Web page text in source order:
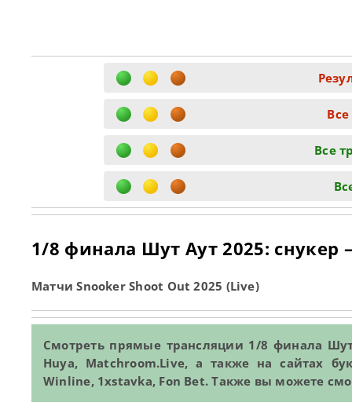
Все
1/8 финала Шут Аут 2025:
Матчи Snooker Shoot Out 2025 (Live)
Смотреть прямые трансляции 1/8 финала
Huya, Matchroom.Live, а также на сайтах
Winline, 1xstavka, Fon Bet. Также вы можете